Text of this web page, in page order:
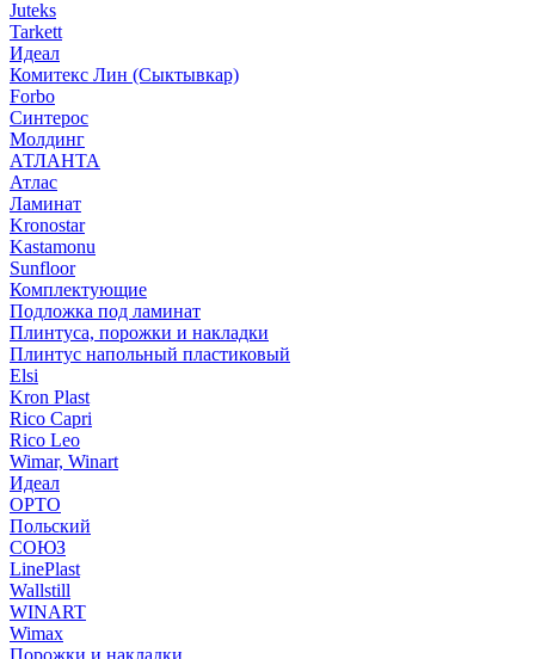
Juteks
Tarkett
Идеал
Комитекс Лин (Сыктывкар)
Forbo
Синтерос
Молдинг
АТЛАНТА
Атлас
Ламинат
Kronostar
Kastamonu
Sunfloor
Комплектующие
Подложка под ламинат
Плинтуса, порожки и накладки
Плинтус напольный пластиковый
Elsi
Kron Plast
Rico Capri
Rico Leo
Wimar, Winart
Идеал
ОРТО
Польский
СОЮЗ
LinePlast
Wallstill
WINART
Wimax
Порожки и накладки